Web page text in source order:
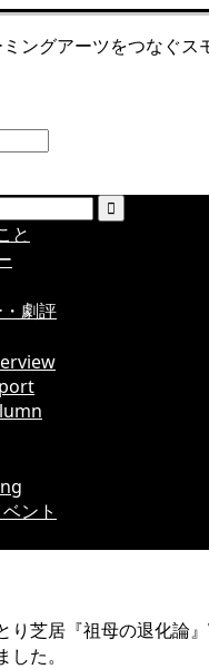
ングアーツをつなぐス
と
劇評
ント
り芝居『祖母の退化論
た。